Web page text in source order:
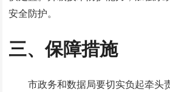
安全防护。
三、保障措施
市政务和数据局要切实负起牵头